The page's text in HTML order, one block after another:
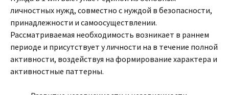
личностных нужд, совместно с нуждой в безопасности,
принадлежности и самоосуществлении.
Рассматриваемая необходимость возникает в раннем
периоде и присутствует у личности на в течение полной
активности, воздействуя на формирование характера и
активностные паттерны.